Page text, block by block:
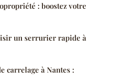
: boostez votre
un serrurier rapide à
carrelage à Nantes :